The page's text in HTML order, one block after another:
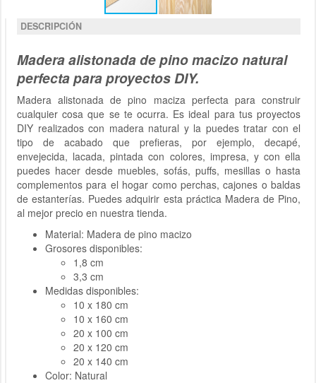
DESCRIPCIÓN
Madera alistonada de pino macizo natural
perfecta para proyectos DIY.
Madera alistonada de pino maciza perfecta para construir
cualquier cosa que se te ocurra. Es ideal para tus proyectos
DIY realizados con madera natural y la puedes tratar con el
tipo de acabado que prefieras, por ejemplo, decapé,
envejecida, lacada, pintada con colores, impresa, y con ella
puedes hacer desde muebles, sofás, puffs, mesillas o hasta
complementos para el hogar como perchas, cajones o baldas
de estanterías. Puedes adquirir esta práctica Madera de Pino,
al mejor precio en nuestra tienda.
Material: Madera de pino macizo
Grosores disponibles:
1,8 cm
3,3 cm
Medidas disponibles:
10 x 180 cm
10 x 160 cm
20 x 100 cm
20 x 120 cm
20 x 140 cm
Color: Natural